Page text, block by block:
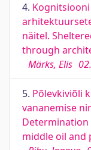
4.
näitel.
through
Märks, Elis
5. Põlevkiviõli
vananemise
Determination
middle oil and